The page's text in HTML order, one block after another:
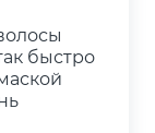
быстро